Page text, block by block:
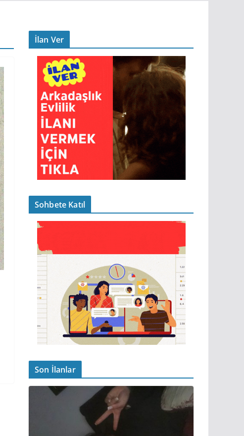
İlan Ver
Sohbete Katıl
Son İlanlar